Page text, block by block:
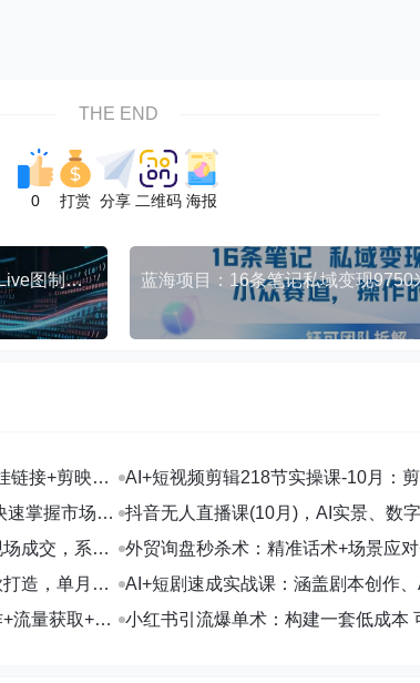
THE END
0 打赏 分享 二维码 海报
AI+小红书店铺矩阵玩法：AI文案/自动化剪辑/Live图制作全流程，日销5000+
链接+剪映数
AI+短视频剪辑218节实操课-10月：
+账号运营，月入2万
速掌握市场开
抖音无人直播课(10月)，AI实景、数
法、24小时自动盈利
成交，系统
外贸询盘秒杀术：精准话术+场景应
转化率提升200%
造，单月变
AI+短剧速成实战课：涵盖剧本创作
部剧收益破万
流量获取+合
小红书引流爆单术：构建一套低成本